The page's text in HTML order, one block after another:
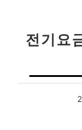
전기요